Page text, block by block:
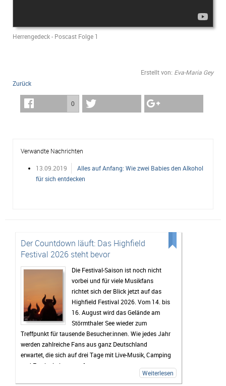
Herrengedeck - Poscast Folge 1
Erstellt von: Eva-Maria Gey
Zurück
0
Verwandte Nachrichten
13.09.2019
Alles auf Anfang: Wie zwei Babies den Alkohol
für sich entdecken
Der Countdown läuft: Das Highfield
Festival 2026 steht bevor
Die Festival-Saison ist noch nicht
vorbei und für viele Musikfans
richtet sich der Blick jetzt auf das
Highfield Festival 2026. Vom 14. bis
16. August wird das Gelände am
Störmthaler See wieder zum
Treffpunkt für tausende Besucher:innen. Wie jedes Jahr
werden zahlreiche Fans aus ganz Deutschland
erwartet, die sich auf drei Tage mit Live-Musik, Camping
und Festivalstimmung freuen.
Das Highfield gehört seit Jahren zu den bekanntesten
Weiterlesen